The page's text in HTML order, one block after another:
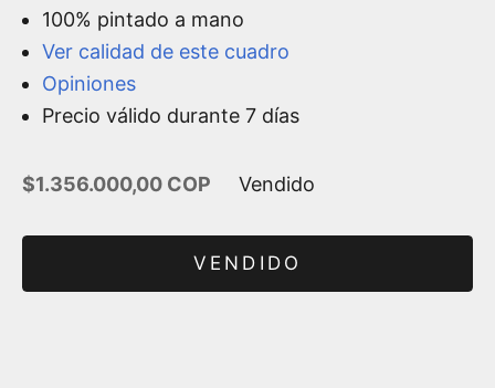
100% pintado a mano
Ver calidad de este cuadro
Opiniones
Precio válido durante 7 días
Precio de oferta
$1.356.000,00 COP Vendido
VENDIDO